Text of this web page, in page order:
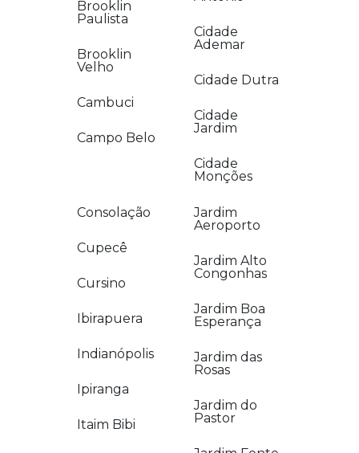
Brooklin
Paulista
Brooklin
Velho
Cambuci
Campo Belo
Cidade
Ademar
Cidade Dutra
Cidade
Jardim
Cidade
Monções
Consolação
Cupecê
Cursino
Ibirapuera
Indianópolis
Ipiranga
Itaim Bibi
Jardim
Aeroporto
Jardim Alto
Congonhas
Jardim Boa
Esperança
Jardim das
Rosas
Jardim do
Pastor